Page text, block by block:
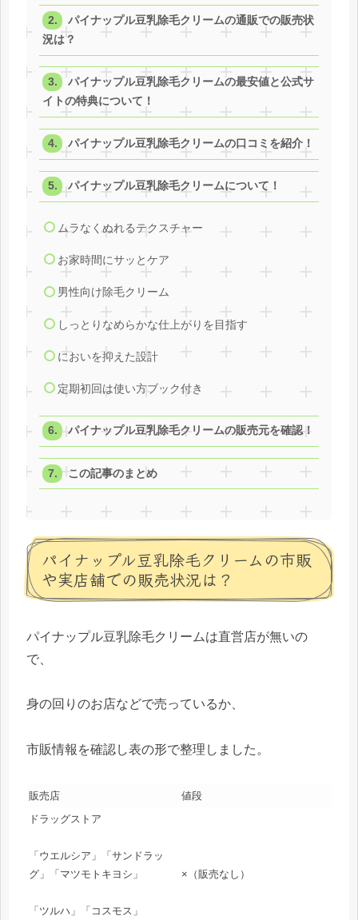
パイナップル豆乳除毛クリームの通販での販売状
況は？
パイナップル豆乳除毛クリームの最安値と公式サ
イトの特典について！
パイナップル豆乳除毛クリームの口コミを紹介！
パイナップル豆乳除毛クリームについて！
ムラなくぬれるテクスチャー
お家時間にサッとケア
男性向け除毛クリーム
しっとりなめらかな仕上がりを目指す
においを抑えた設計
定期初回は使い方ブック付き
パイナップル豆乳除毛クリームの販売元を確認！
この記事のまとめ
パイナップル豆乳除毛クリームの市販
や実店舗での販売状況は？
パイナップル豆乳除毛クリームは直営店が無いの
で、
身の回りのお店などで売っているか、
市販情報を確認し表の形で整理しました。
販売店
値段
ドラッグストア
「ウエルシア」「サンドラッ
グ」「マツモトキヨシ」
「ツルハ」「コスモス」
×（販売なし）